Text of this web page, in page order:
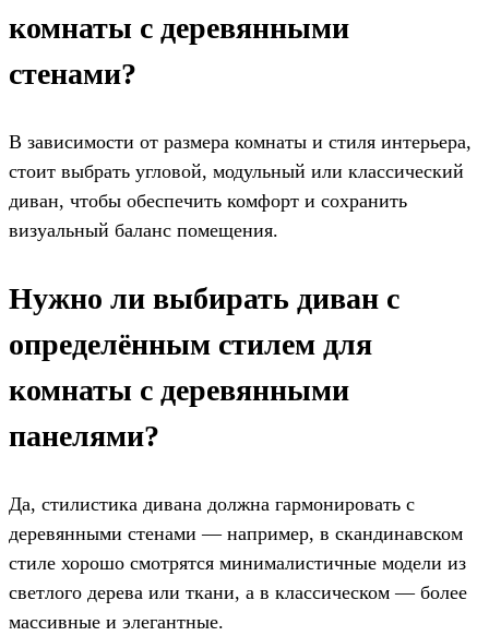
комнаты с деревянными
стенами?
В зависимости от размера комнаты и стиля интерьера,
стоит выбрать угловой, модульный или классический
диван, чтобы обеспечить комфорт и сохранить
визуальный баланс помещения.
Нужно ли выбирать диван с
определённым стилем для
комнаты с деревянными
панелями?
Да, стилистика дивана должна гармонировать с
деревянными стенами — например, в скандинавском
стиле хорошо смотрятся минималистичные модели из
светлого дерева или ткани, а в классическом — более
массивные и элегантные.